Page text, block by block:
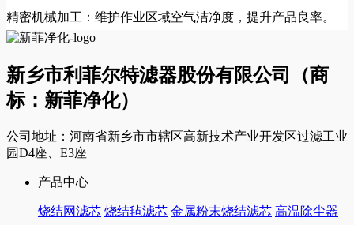
精密机械加工：维护作业区域空气洁净度，提升产品良率。
新乡市利菲尔特滤器股份有限公司（商
标：新菲净化）
公司地址：河南省新乡市市辖区高新技术产业开发区过滤工业
园D4座、E3座
产品中心
烧结网滤芯 烧结毡滤芯 金属粉末烧结滤芯 高温除尘器